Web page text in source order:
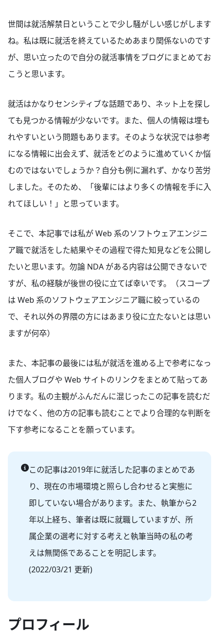
世間は就活解禁日ということで少し騒がしい感じがします
ね。私は既に就活を終えているためあまり関係ないのです
が、思い立ったので自分の就活事情をブログにまとめてお
こうと思います。
就活はかなりセンシティブな話題であり、ネット上を探し
ても見つかる情報が少ないです。また、個人の情報は埋も
れやすいという問題もあります。そのような状況では参考
になる情報に出会えず、就活をどのように進めていくか悩
むのではないでしょうか？自分も例に漏れず、かなり苦労
しました。そのため、「後輩にはより多くの情報を手に入
れてほしい！」と思っています。
そこで、本記事では私が Web 系のソフトウェアエンジニ
ア職で就活をした結果やその過程で得た知見などを公開し
たいと思います。勿論 NDA がある内容は公開できないで
すが、私の経験が後世の役に立てば幸いです。（スコープ
は Web 系のソフトウェアエンジニア職に絞っているの
で、それ以外の界隈の方にはあまり役に立たないとは思い
ますが何卒）
また、本記事の最後には私が就活を進める上で参考になっ
た個人ブログや Web サイトのリンクをまとめて貼ってあ
ります。私の主観がふんだんに混じったこの記事を読むだ
けでなく、他の方の記事も読むことでより合理的な判断を
下す参考になることを願っています。
この記事は2019年に就活した記事のまとめであ
り、現在の市場環境と照らし合わせると実態に
即していない場合があります。また、執筆から2
年以上経ち、筆者は既に就職していますが、所
属企業の選考に対する考えと執筆当時の私の考
えは無関係であることを明記します。
(2022/03/21 更新)
プロフィール